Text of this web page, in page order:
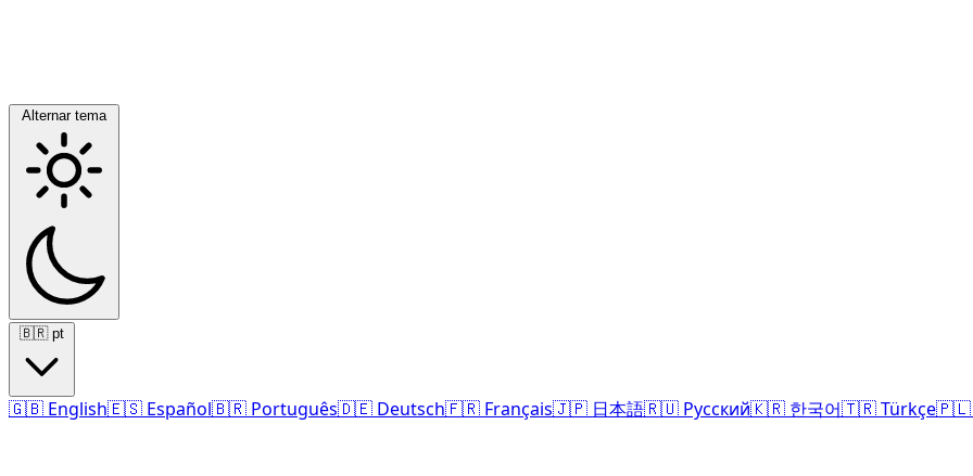
Alternar tema
🇧🇷 pt
🇬🇧 English🇪🇸 Español🇧🇷 Português🇩🇪 Deutsch🇫🇷 Français🇯🇵 日本語🇷🇺 Русский🇰🇷 한국어🇹🇷Türkçe🇵🇱